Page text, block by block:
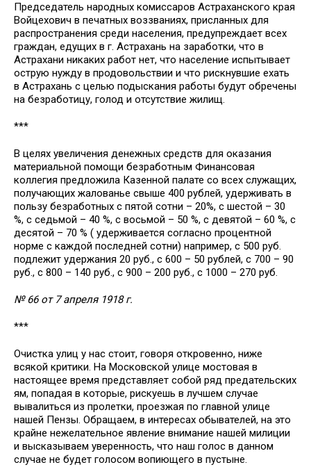
Председатель народных комиссаров Астраханского края
Войцехович в печатных воззваниях, присланных для
распространения среди населения, предупреждает всех
граждан, едущих в г. Астрахань на заработки, что в
Астрахани никаких работ нет, что население испытывает
острую нужду в продовольствии и что рискнувшие ехать
в Астрахань с целью подыскания работы будут обречены
на безработицу, голод и отсутствие жилищ.
***
В целях увеличения денежных средств для оказания
материальной помощи безработным Финансовая
коллегия предложила Казенной палате со всех служащих,
получающих жалованье свыше 400 рублей, удерживать в
пользу безработных с пятой сотни – 20%, с шестой – 30
%, с седьмой – 40 %, с восьмой – 50 %, с девятой – 60 %, с
десятой – 70 % ( удерживается согласно процентной
норме с каждой последней сотни) например, с 500 руб.
подлежит удержания 20 руб., с 600 – 50 рублей, с 700 – 90
руб., с 800 – 140 руб., с 900 – 200 руб., с 1000 – 270 руб.
№ 66 от 7 апреля 1918 г.
***
Очистка улиц у нас стоит, говоря откровенно, ниже
всякой критики. На Московской улице мостовая в
настоящее время представляет собой ряд предательских
ям, попадая в которые, рискуешь в лучшем случае
вывалиться из пролетки, проезжая по главной улице
нашей Пензы. Обращаем, в интересах обывателей, на это
крайне нежелательное явление внимание нашей милиции
и высказываем уверенность, что наш голос в данном
случае не будет голосом вопиющего в пустыне.